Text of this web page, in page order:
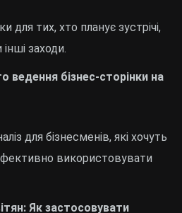
для тих, хто планує зустрічі,
заходи.
ведення бізнес-сторінки на
для бізнесменів, які хочуть
використовувати
Як застосовувати